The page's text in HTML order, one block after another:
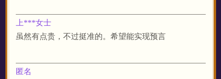
上***女士
虽然有点贵，不过挺准的。希望能实现预言
匿名